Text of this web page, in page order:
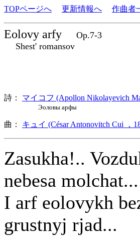
TOPページへ 更新情報へ 作曲者
Eolovy arfy
Op.7-3
Shest' romansov
詩： マイコフ (Apollon Nikolayevich
Эоловы арфы
曲： キュイ (César Antonovitch Cui ，
Zasukha!..
nebesa molchat...
I arf eolovykh
grustnyj rjad...